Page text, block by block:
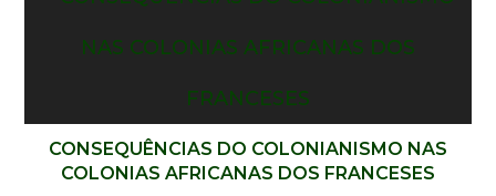
CONSEQUÊNCIAS DO COLONIANISMO NAS
COLONIAS AFRICANAS DOS FRANCESES